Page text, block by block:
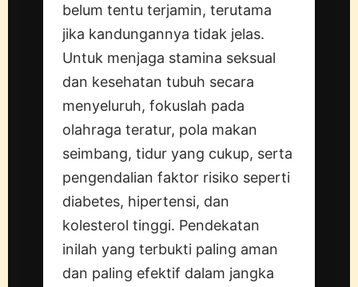
belum tentu terjamin, terutama
jika kandungannya tidak jelas.
Untuk menjaga stamina seksual
dan kesehatan tubuh secara
menyeluruh, fokuslah pada
olahraga teratur, pola makan
seimbang, tidur yang cukup, serta
pengendalian faktor risiko seperti
diabetes, hipertensi, dan
kolesterol tinggi. Pendekatan
inilah yang terbukti paling aman
dan paling efektif dalam jangka